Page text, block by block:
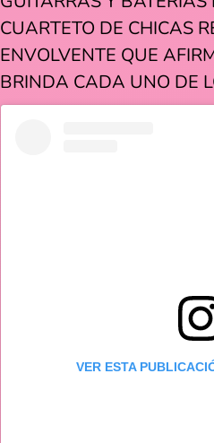
CUARTETO DE CHICAS
ENVOLVENTE QUE
BRINDA CADA UNO DE
VER ESTA